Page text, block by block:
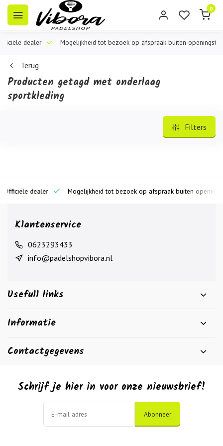
0
dealer Mogelijkheid tot bezoek op afspraak buiten openingstijden
Terug
Producten getagd met onderlaag
sportkleding
Filters
dealer Mogelijkheid tot bezoek op afspraak buiten
Klantenservice
0623293433
info@padelshopvibora.nl
Usefull links
Informatie
Contactgegevens
Schrijf je hier in voor onze nieuwsbrief!
Abonneer